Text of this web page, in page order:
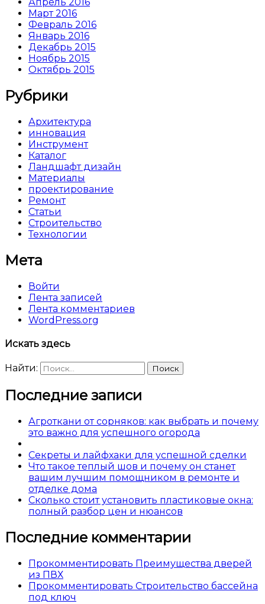
Март 2016
Февраль 2016
Январь 2016
Декабрь 2015
Ноябрь 2015
Октябрь 2015
Рубрики
Архитектура
инновация
Инструмент
Каталог
Ландшафт дизайн
Материалы
проектирование
Ремонт
Статьи
Строительство
Технологии
Мета
Войти
Лента записей
Лента комментариев
WordPress.org
Искать здесь
Найти:
Последние записи
Агроткани от сорняков: как выбрать и почему
это важно для успешного огорода
Секреты и лайфхаки для успешной сделки
Что такое теплый шов и почему он станет
вашим лучшим помощником в ремонте и
отделке дома
Сколько стоит установить пластиковые окна:
полный разбор цен и нюансов
Последние комментарии
Прокомментировать Преимущества дверей
из ПВХ
Прокомментировать Строительство бассейна
под ключ